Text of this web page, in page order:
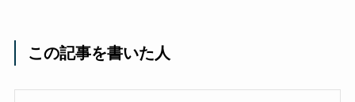
この記事を書いた人